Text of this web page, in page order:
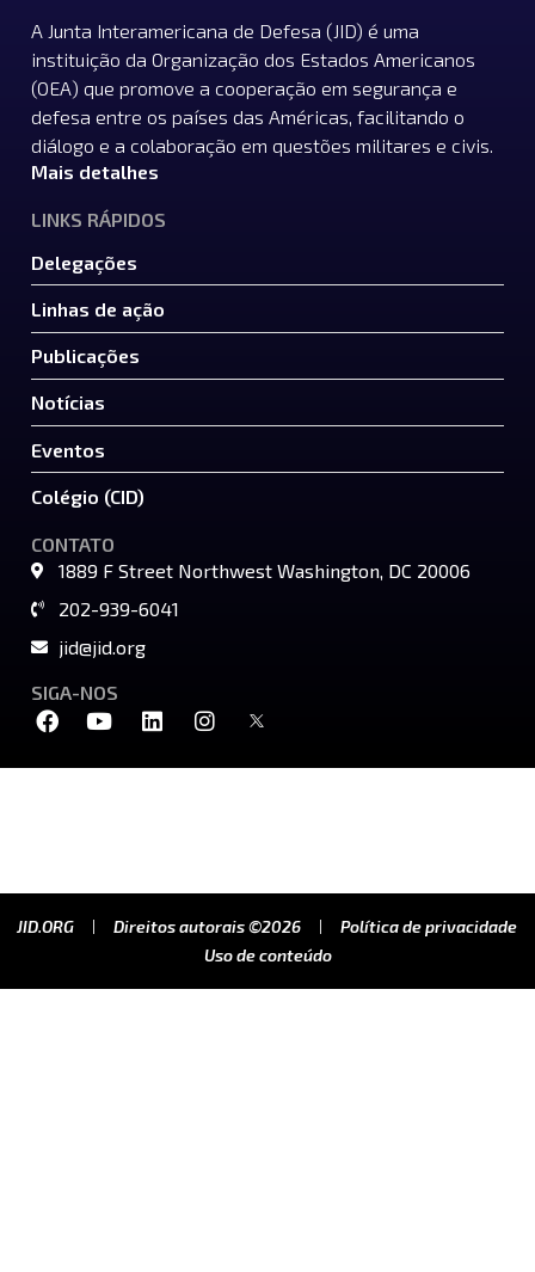
A Junta Interamericana de Defesa (JID) é uma
instituição da Organização dos Estados Americanos
(OEA) que promove a cooperação em segurança e
defesa entre os países das Américas, facilitando o
diálogo e a colaboração em questões militares e civis.
Mais detalhes
LINKS RÁPIDOS
Delegações
Linhas de ação
Publicações
Notícias
Eventos
Colégio (CID)
CONTATO
1889 F Street Northwest Washington, DC 20006
202-939-6041
jid@jid.org
SIGA-NOS
JID.ORG Direitos autorais ©2026
Política de privacidade
Uso de conteúdo